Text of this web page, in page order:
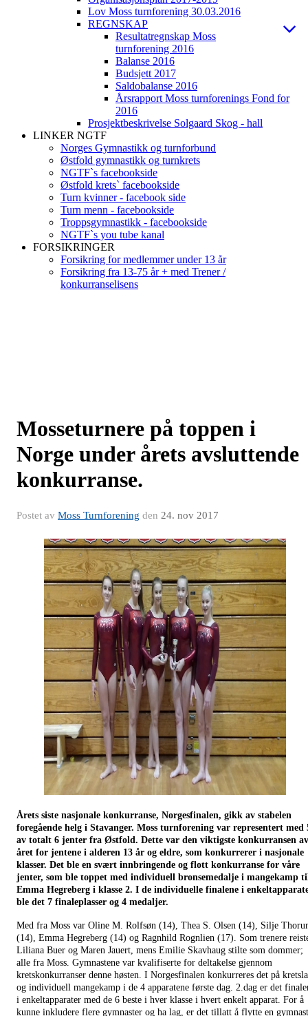
Lov Moss turnforening 30.03.2016
REGNSKAP
Resultatregnskap Moss
turnforening 2016
Balanse 2016
Budsjett 2017
Saldobalanse 2016
Årsrapport Moss turnforenings Fond for
2016
Prosjektbeskrivelse Solgaard Skog - hall
LINKER NGTF
Norges Gymnastikk og turnforbund
Østfold gymnastikk og turnkrets
NGTF`s facebookside
Østfold krets` facebookside
Turn kvinner - facebook side
Turn menn - facebookside
Troppsgymnastikk - facebookside
NGTF`s you tube kanal
FORSIKRINGER
Forsikring for medlemmer under 13 år
Forsikring fra 13-75 år + med Trener /
konkurranselisens
Mosseturnere på toppen i
Norge under årets avsluttende
konkurranse.
Postet av Moss Turnforening den 24. nov 2017
Årets siste nasjonale konkurranse, Norgesfinalen, gikk av stabelen
foregående helg i Stavanger. Moss turnforening var representert med
av totalt 6 jenter fra Østfold. Dette var den viktigste konkurransen av
året for jentene i alderen 13 år og eldre, som konkurrerer i nasjonale
klasser. Det ble en svært innbringende og flott konkurranse for våre
jenter, som ble toppet med individuell bronsemedalje i mangekamp
Emma Hegreberg i klasse 2. I de individuelle finalene i
ble det 7 finaleplasser og 4 medaljer.
Med fra Moss var Oline M. Rolfsøn (14), Thea S. Olsen (14), Silje
(14), Emma Hegreberg (14) og Ragnhild Rognlien (17). Som trenere
Liliana Buer og Maren Jauert, mens Emilie Skavhaug stilte som dommer;
alle fra Moss. Gymnastene var kvalifiserte for deltakelse gjennom
kretskonkurranser denne høsten. I Norgesfinalen konkurreres det på
og individuell mangekamp i de 4 apparatene første dag. 2.dag er det
i enkeltapparater med de 6 beste i hver klasse i hvert enkelt apparat. For å
kunne inkludere flere gymnaster og ha lag, er det tillatt å flytte en gymnast